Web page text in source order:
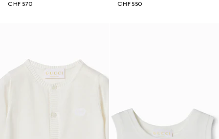
CHF 570
CHF 550